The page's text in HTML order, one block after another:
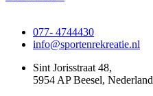
077- 4744430
info@sportenrekreatie.nl
Sint Jorisstraat 48,
5954 AP Beesel, Nederland